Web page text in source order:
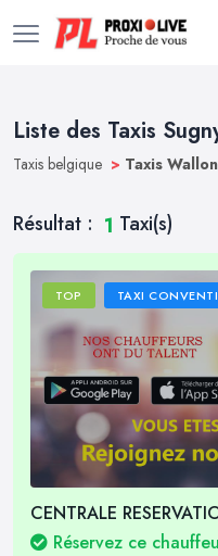
Liste des Taxis
Taxis belgique > Taxis
Résultat : 1 Taxi(s)
TOP TAXI
CENTRALE
Réservez ce